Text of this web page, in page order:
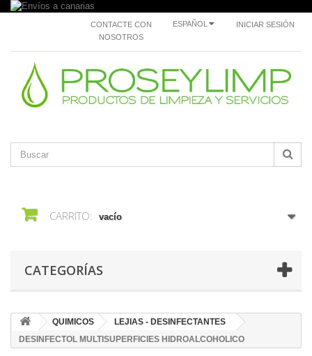
INICIAR SESIÓN
ESPAÑOL
CONTACTE CON
NOSOTROS
CARRITO: vacío
CATEGORÍAS
QUIMICOS
LEJIAS - DESINFECTANTES
DESINFECTOL MULTISUPERFICIES HIDROALCOHOLICO